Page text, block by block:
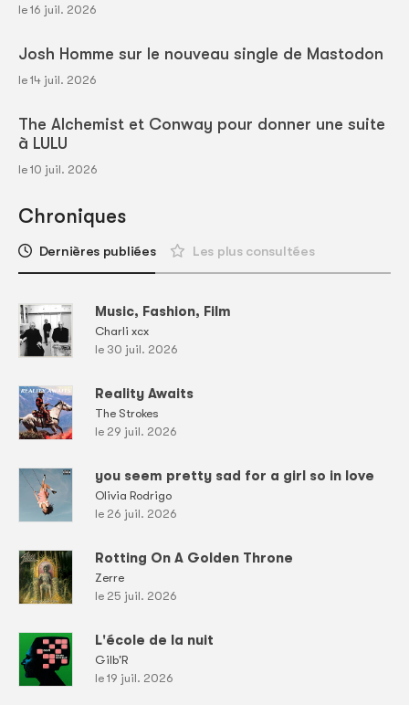
le 16 juil. 2026
Josh Homme sur le nouveau single de Mastodon
le 14 juil. 2026
The Alchemist et Conway pour donner une suite
à LULU
le 10 juil. 2026
Chroniques
Dernières publiées Les plus consultées
Music, Fashion, Film
Charli xcx
le 30 juil. 2026
Reality Awaits
The Strokes
le 29 juil. 2026
you seem pretty sad for a girl so in love
Olivia Rodrigo
le 26 juil. 2026
Rotting On A Golden Throne
Zerre
le 25 juil. 2026
L'école de la nuit
Gilb'R
le 19 juil. 2026